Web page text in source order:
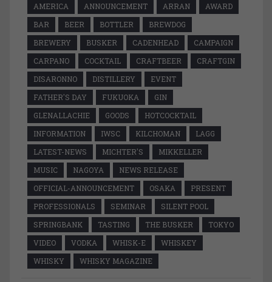
AMERICA ANNOUNCEMENT ARRAN
AWARD
BAR
BEER BOTTLER
BREWDOG
BREWERY
BUSKER CADENHEAD
CAMPAIGN
CARPANO
COCKTAIL CRAFTBEER
CRAFTGIN
DISARONNO
DISTILLERY
EVENT
FATHER'S DAY
FUKUOKA
GIN
GLENALLACHIE
GOODS
HOTCOCKTAIL
INFORMATION
IWSC KILCHOMAN
LAGG
LATEST-NEWS
MICHTER'S
MIKKELLER
MUSIC
NAGOYA
NEWS RELEASE
OFFICIAL-ANNOUNCEMENT
OSAKA
PRESENT
PROFESSIONALS
SEMINAR
SILENT POOL
SPRINGBANK
TASTING THE BUSKER
TOKYO
VIDEO
VODKA WHISK-E
WHISKEY
WHISKY
WHISKY MAGAZINE